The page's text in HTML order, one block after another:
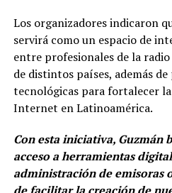
Los organizadores indicaron
servirá como un espacio de
entre profesionales de la
de distintos países, además
tecnológicas para fortalecer
Internet en Latinoamérica.
Con esta iniciativa, Guzmán
acceso a herramientas
administración de emisoras